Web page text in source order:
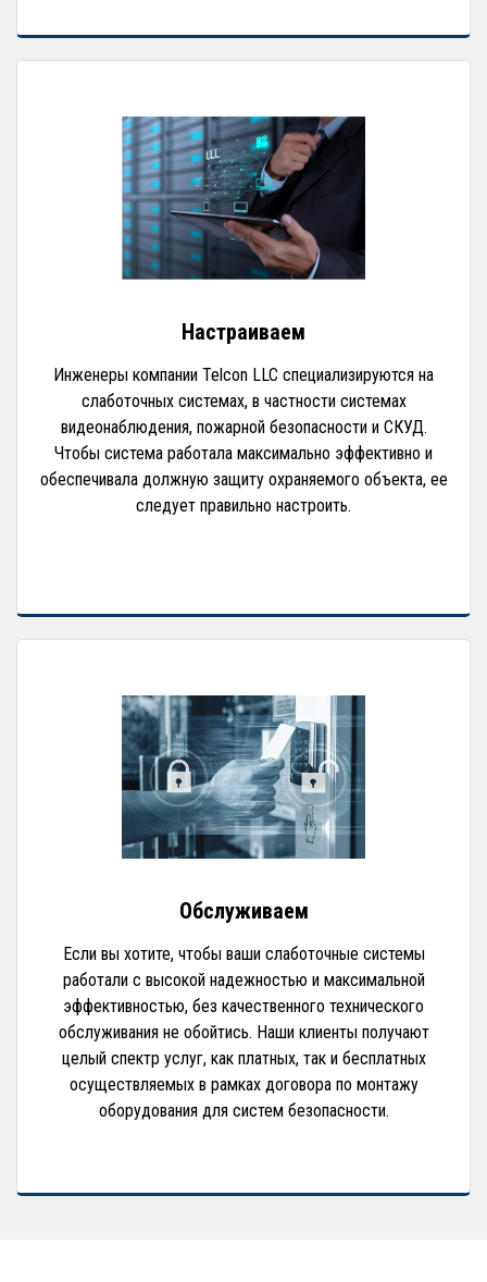
Настраиваем
Инженеры компании Telcon LLC специализируются на
слаботочных системах, в частности системах
видеонаблюдения, пожарной безопасности и СКУД.
Чтобы система работала максимально эффективно и
обеспечивала должную защиту охраняемого объекта, ее
следует правильно настроить.
Обслуживаем
Если вы хотите, чтобы ваши слаботочные системы
работали с высокой надежностью и максимальной
эффективностью, без качественного технического
обслуживания не обойтись. Наши клиенты получают
целый спектр услуг, как платных, так и бесплатных
осуществляемых в рамках договора по монтажу
оборудования для систем безопасности.